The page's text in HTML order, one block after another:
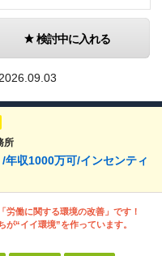
検討中に入れる
2026.09.03
所
収1000万可/インセンティ
労働に関する環境の改善」です！
が“イイ環境”を作っています。